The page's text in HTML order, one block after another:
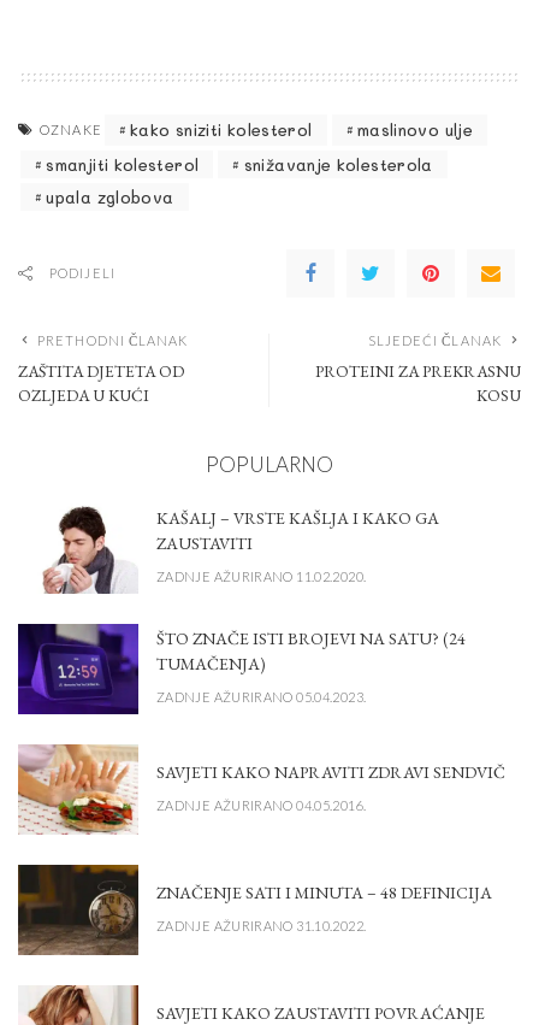
OZNAKE kako sniziti kolesterol
maslinovo ulje
smanjiti kolesterol
snižavanje kolesterola
upala zglobova
PODIJELI
PRETHODNI ČLANAK
ZAŠTITA DJETETA OD
OZLJEDA U KUĆI
SLJEDEĆI ČLANAK
PROTEINI ZA PREKRASNU
KOSU
POPULARNO
KAŠALJ – VRSTE KAŠLJA I KAKO GA
ZAUSTAVITI
ZADNJE AŽURIRANO 11.02.2020.
ŠTO ZNAČE ISTI BROJEVI NA SATU? (24
TUMAČENJA)
ZADNJE AŽURIRANO 05.04.2023.
SAVJETI KAKO NAPRAVITI ZDRAVI SENDVIČ
ZADNJE AŽURIRANO 04.05.2016.
ZNAČENJE SATI I MINUTA – 48 DEFINICIJA
ZADNJE AŽURIRANO 31.10.2022.
SAVJETI KAKO ZAUSTAVITI POVRAĆANJE